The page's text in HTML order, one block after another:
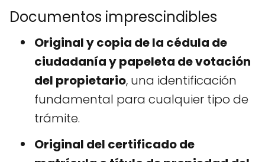
Documentos imprescindibles
Original y copia de la cédula de
ciudadanía y papeleta de votación
del propietario, una identificación
fundamental para cualquier tipo de
trámite.
Original del certificado de